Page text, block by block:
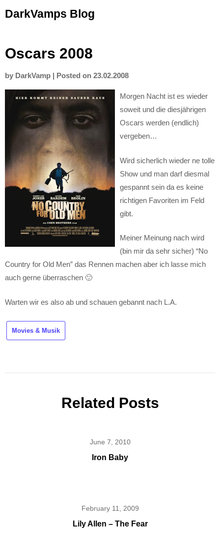
toDarkVamps Blog
Oscars 2008
by DarkVamp | Posted on 23.02.2008
Morgen Nacht ist es wieder
soweit und die diesjährigen
Oscars werden (endlich)
vergeben…
Wird sicherlich wieder ne tolle
Show und man darf diesmal
gespannt sein da es keine
richtigen Favoriten im Feld
gibt.
Meiner Meinung nach wird
(bin mir da sehr sicher) “No
Country for Old Men” das Rennen machen aber ich lasse mich
auch gerne überraschen 🙂
Warten wir es also ab und schauen gebannt nach L.A.
Movies & Musik
Related Posts
June 7, 2010
Iron Baby
February 11, 2009
Lily Allen – The Fear